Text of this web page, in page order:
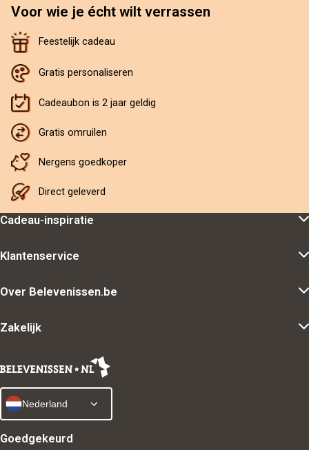
Voor wie je écht wilt verrassen
Feestelijk cadeau
Gratis personaliseren
Cadeaubon is 2 jaar geldig
Gratis omruilen
Nergens goedkoper
Direct geleverd
Cadeau-inspiratie
Klantenservice
Over Belevenissen.be
Zakelijk
Nederland
Goedgekeurd